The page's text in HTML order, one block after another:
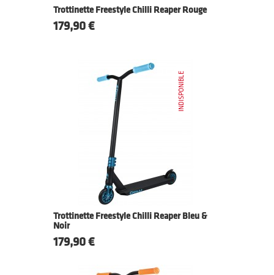
Trottinette Freestyle Chilli Reaper Rouge
Prix
179,90 €
Trottinette Freestyle Chilli Reaper Bleu &
Noir
Prix
179,90 €
INDISPONIBLE